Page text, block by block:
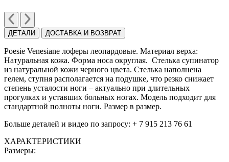
ДЕТАЛИ ДОСТАВКА И ВОЗВРАТ
Poesie Venesiane лоферы леопардовые. Материал верха:
Натуральная кожа. Форма носа округлая. Cтелька cупинатор
из натуральной кожи черного цвета. Cтелька наполнена
гелем, ступня располагается на подушке, что резко снижает
степень усталости ноги – актуально при длительных
прогулках и уставших больных ногах. Модель подходит для
стандартной полноты ноги. Размер в размер.
Больше деталей и видео по запросу: + 7 915 213 76 61
ХАРАКТЕРИСТИКИ
Размеры: